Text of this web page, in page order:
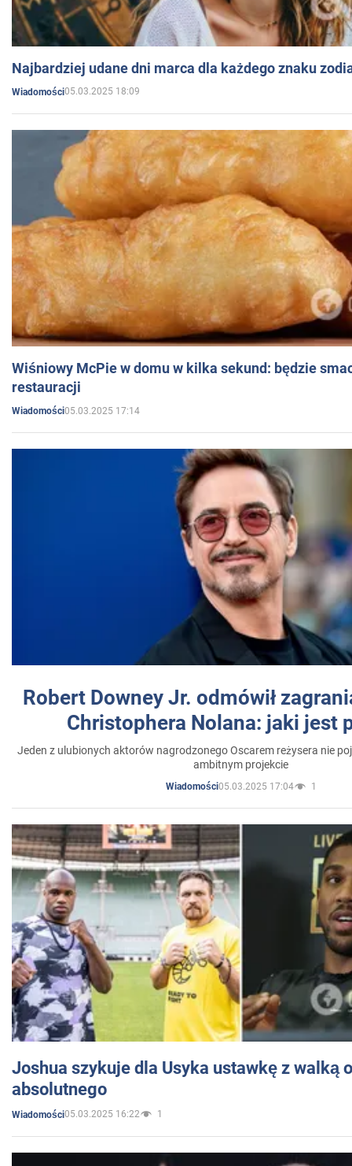
Najbardziej udane dni marca dla każdego znaku
Wiadomości05.03.2025 18:09
Wiśniowy McPie w domu w kilka sekund: będzie
restauracji
Wiadomości05.03.2025 17:14
Robert Downey Jr. odmówił
Christophera Nolana: jaki jest
Jeden z ulubionych aktorów nagrodzonego Oscarem reżysera nie
ambitnym projekcie
Wiadomości05.03.2025 17:04 1
Joshua szykuje dla Usyka ustawkę z walką
absolutnego
Wiadomości05.03.2025 16:22 1